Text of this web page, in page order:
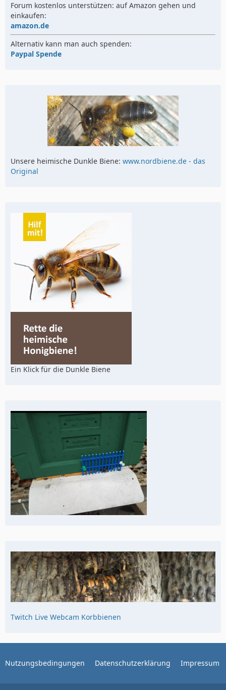
Forum kostenlos unterstützen: auf Amazon gehen und
einkaufen:
amazon.de
Alternativ kann man auch spenden:
Paypal Spende
Unsere heimische Dunkle Biene: www.nordbiene.de - das
Original
Ein Klick für die Dunkle Biene
Twitch Live Webcam Korbbienen
Nutzungsbedingungen Datenschutzerklärung Impressum